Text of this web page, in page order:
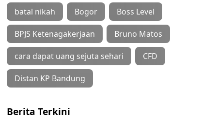
batal nikah Bogor Boss Level
BPJS Ketenagakerjaan Bruno Matos
cara dapat uang sejuta sehari CFD
Distan KP Bandung
Berita Terkini